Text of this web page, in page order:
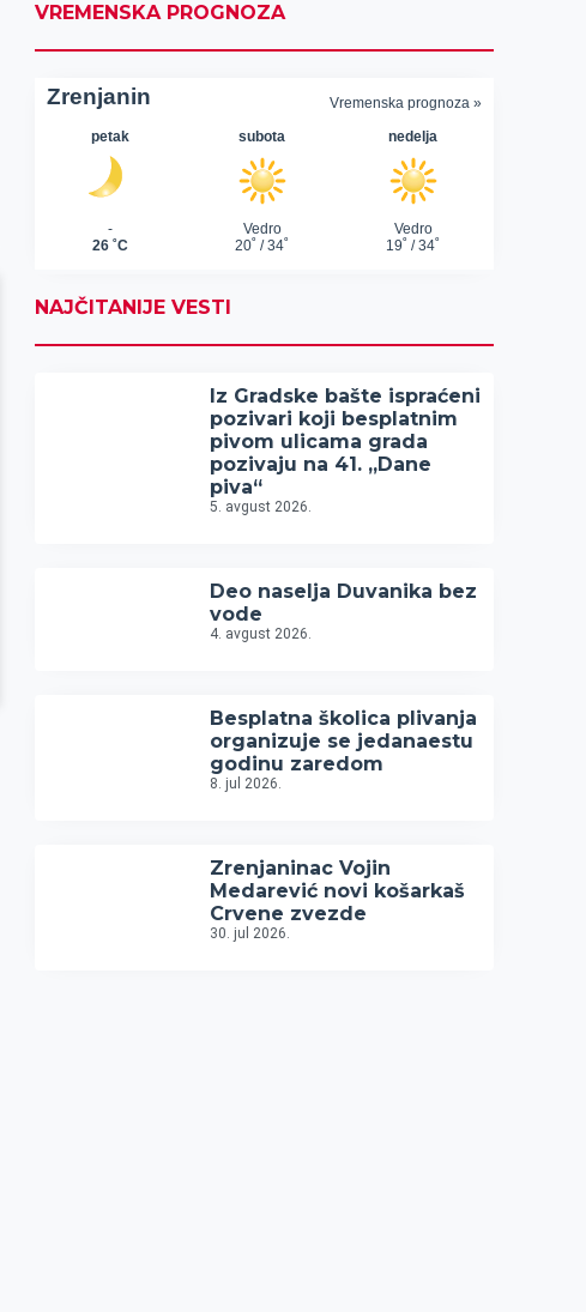
VREMENSKA PROGNOZA
NAJČITANIJE VESTI
Iz Gradske bašte ispraćeni
pozivari koji besplatnim
pivom ulicama grada
pozivaju na 41. „Dane
piva“
5. avgust 2026.
Deo naselja Duvanika bez
vode
4. avgust 2026.
Besplatna školica plivanja
organizuje se jedanaestu
godinu zaredom
8. jul 2026.
Zrenjaninac Vojin
Medarević novi košarkaš
Crvene zvezde
30. jul 2026.